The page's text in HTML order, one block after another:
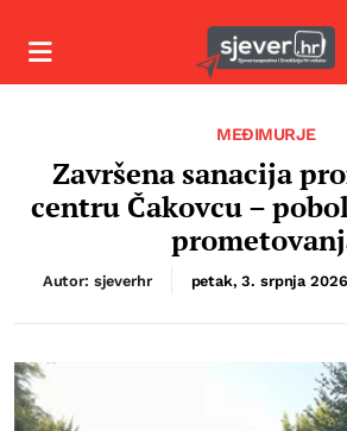
Izbornik
MEĐIMURJE
Završena sanacija
centru Čakovcu –
Autor: sjeverhr petak, 3. srpnja